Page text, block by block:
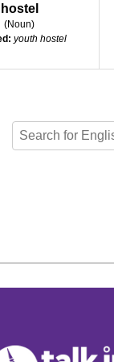
hostel
(Noun)
youth hostel